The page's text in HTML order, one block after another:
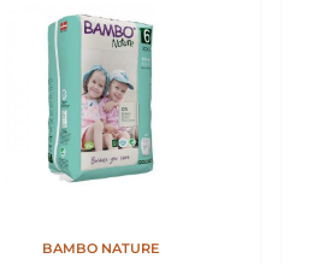
BAMBO NATURE